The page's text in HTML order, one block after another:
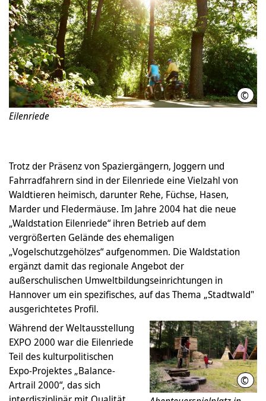
©
Eilenriede
Trotz der Präsenz von Spaziergängern, Joggern und
Fahrradfahrern sind in der Eilenriede eine Vielzahl von
Waldtieren heimisch, darunter Rehe, Füchse, Hasen,
Marder und Fledermäuse. Im Jahre 2004 hat die neue
„Waldstation Eilenriede“ ihren Betrieb auf dem
vergrößerten Gelände des ehemaligen
„Vogelschutzgehölzes“ aufgenommen. Die Waldstation
ergänzt damit das regionale Angebot der
außerschulischen Umweltbildungseinrichtungen in
Hannover um ein spezifisches, auf das Thema „Stadtwald"
ausgerichtetes Profil.
©
Während der Weltausstellung
EXPO 2000 war die Eilenriede
Teil des kulturpolitischen
Expo-Projektes „Balance-
Artrail 2000“, das sich